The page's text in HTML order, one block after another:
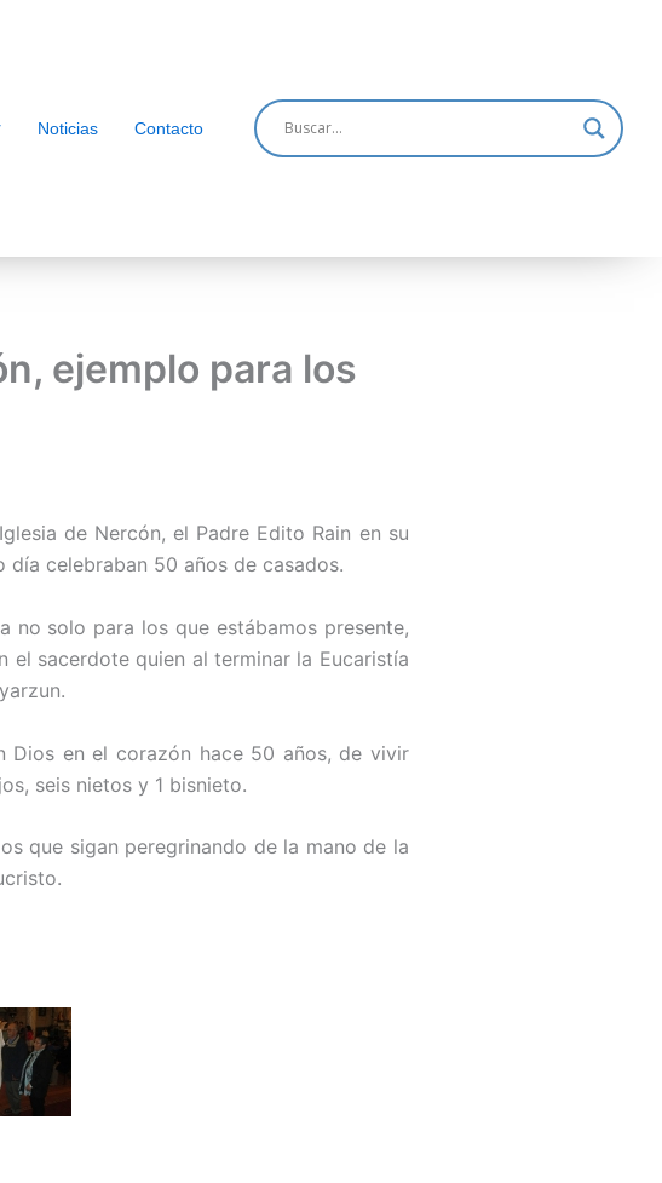
Noticias Contacto
ejemplo para los
de Nercón, el Padre Edito Rain en su
celebraban 50 años de casados.
no solo para los que estábamos presente,
sacerdote quien al terminar la Eucaristía
Dios en el corazón hace 50 años, de vivir
seis nietos y 1 bisnieto.
que sigan peregrinando de la mano de la